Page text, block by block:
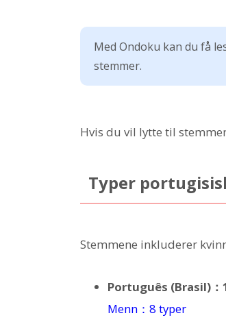
Med Ondoku kan du få
stemmer.
Hvis du vil lytte til
Typer
Stemmene inkluderer
Português (Brasil)
Menn：8 typer